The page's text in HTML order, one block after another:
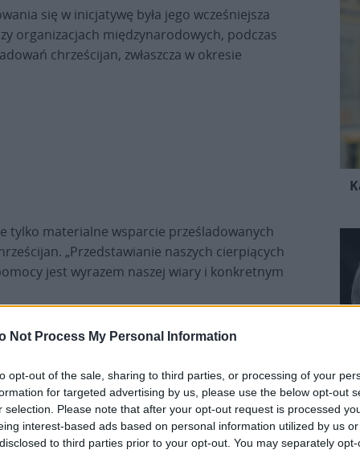
Not Process My Personal Information
opt-out of the sale, sharing to third parties, or processing of your
for targeted advertising by us, please use the below opt-out
selection. Please note that after your opt-out request is processed
interest-based ads based on personal information utilized by us
to third parties prior to your opt-out. You may separately
się w inicjatywę była jego wcześniejsza
organizacjach międzynarodowych, podczas
chrześcijan, zwłaszcza w okresie
tylko materialne wsparcie prześladowanych
„Przedstawianie naszych cierpiących
jest wyrazem naszej wiary i konkretnym
katolickiw Oslo. Znaczną część jego
chrześcijanie doświadczyli lub nadal
Wietnamu, Nigerii, Mjanmy i Indii.
inicjatywy około 338 mln chrześcijan na
z powodu swojej wiary.